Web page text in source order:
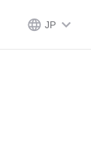
JP